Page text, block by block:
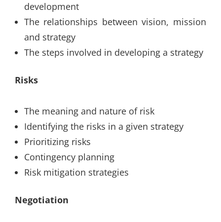
development
The relationships between vision, mission
and strategy
The steps involved in developing a strategy
Risks
The meaning and nature of risk
Identifying the risks in a given strategy
Prioritizing risks
Contingency planning
Risk mitigation strategies
Negotiation